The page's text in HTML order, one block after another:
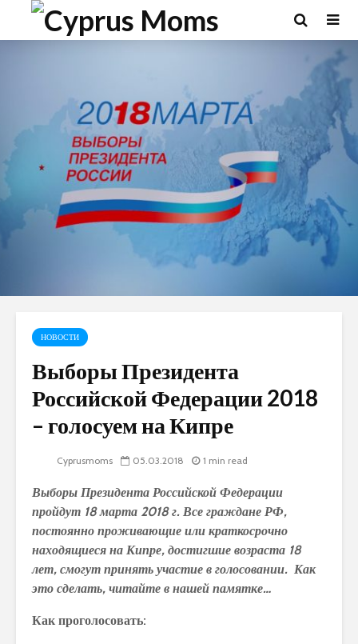
НОВОСТИ
Выборы Президента
Российской Федерации 2018
– голосуем на Кипре
Cyprusmoms 05.03.2018 1 min read
Выборы Президента Российской Федерации
пройдут 18 марта 2018 г. Все граждане РФ,
постоянно проживающие или краткосрочно
находящиеся на Кипре, достигшие возраста 18
лет, смогут принять участие в голосовании. Как
это сделать, читайте в нашей памятке…
Как проголосовать: